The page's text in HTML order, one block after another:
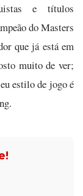
e títulos
do Masters
que já está em
muito de ver;
estilo de jogo é